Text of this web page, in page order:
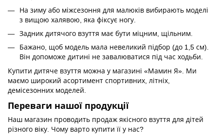
На зиму або міжсезоння для малюків вибирають моделі
з вищою халявою, яка фіксує ногу.
Задник дитячого взуття має бути міцним, щільним.
Бажано, щоб модель мала невеликий підбор (до 1,5 см).
Він допоможе дитині не завалюватися під час ходьби.
Купити дитяче взуття можна у магазині «Мамин Я». Ми
маємо широкий асортимент спортивних, літніх,
демісезонних моделей.
Переваги нашої продукції
Наш магазин проводить продаж якісного взуття для дітей
різного віку. Чому варто купити її у нас?